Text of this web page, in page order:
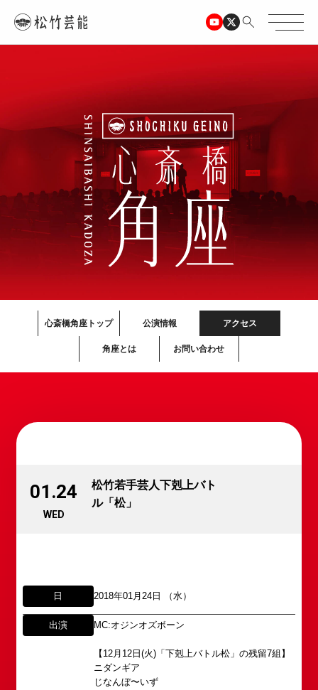
心斎橋角座トップ 公演情報 アクセス
角座とは お問い合わせ
01.24
WED
松竹若手芸人下剋上バト
ル「松」
日 2018年01月24日 （水）
出演 MC:オジンオズボーン
【12月12日(火)「下剋上バトル松」の残留7組】
ニダンギア
じなんぼ〜いず